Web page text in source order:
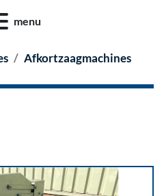
menu
Afkortzaagmachines